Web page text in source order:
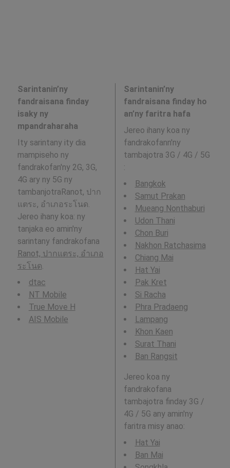
Sarintanin’ny
fandraisana finday
isaky ny
mpandraharaha
Ity sarintany ity dia
mampiseho ny
fandrakofan'ny 2G, 3G,
4G ary ny 5G ny
tambanjotraRanot, ปาก
แตระ, อำเภอระโนด.
Jereo ihany koa: ny
tanjaka eo amin'ny
sarintany fandrakofana
Ranot, ปากแตระ, อำเภอ
ระโนด.
dtac
NT Mobile
True Move H
AIS Mobile
Sarintanin’ny
fandraisana finday ho
an’ny faritra hafa
Jereo ihany koa ny
fandrakofann'ny
tambajotra 3G / 4G / 5G
:
Bangkok
Samut Prakan
Mueang Nonthaburi
Udon Thani
Chon Buri
Nakhon Ratchasima
Chiang Mai
Hat Yai
Pak Kret
Si Racha
Phra Pradaeng
Lampang
Khon Kaen
Surat Thani
Ban Rangsit
Jereo koa ny
fandrakofana
tambajotra finday 3G /
4G / 5G any amin'ny
faritra misy anao:
Hat Yai
Ban Mai